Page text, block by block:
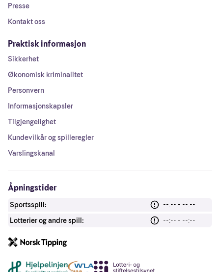
Presse
Kontakt oss
Praktisk informasjon
Sikkerhet
Økonomisk kriminalitet
Personvern
Informasjonskapsler
Tilgjengelighet
Kundevilkår og spilleregler
Varslingskanal
Åpningstider
Sportsspill:
--:-- - --:--
Lotterier og andre spill:
--:-- - --:--
Andre lenker